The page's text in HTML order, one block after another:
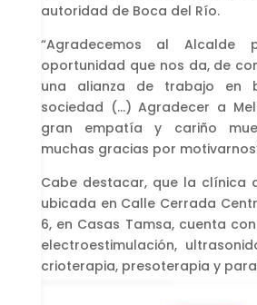
autoridad de Boca del Río.
“Agradecemos al Alcalde
oportunidad que nos da, de
una alianza de trabajo en
sociedad (…) Agradecer a
gran empatía y cariño
muchas gracias por
Cabe destacar, que la clínica
ubicada en Calle Cerrada
6, en Casas Tamsa, cuenta
electroestimulación,
crioterapia, presoterapia y